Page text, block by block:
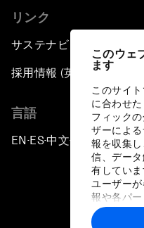
このウェ
ます
このサイ
に合わせ
フィック
ザーによ
報を収集
信、デー
有していま
ユーザー
報や各パ
に収集さ
トナーによ
リンク
サステナビリティへの取
採用情報 (英語のみ)
言語
EN ▪ES▪中文▪ 日本語